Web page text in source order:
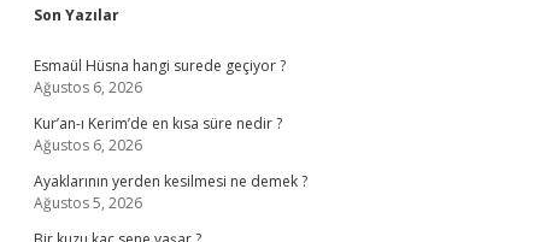
Sidebar
Son Yazılar
Esmaül Hüsna hangi surede geçiyor ?
Ağustos 6, 2026
Kur’an-ı Kerim’de en kısa süre nedir ?
Ağustos 6, 2026
Ayaklarının yerden kesilmesi ne demek ?
Ağustos 5, 2026